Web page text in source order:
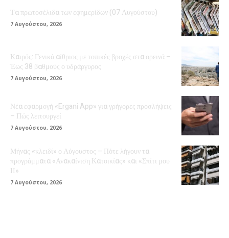
Τα πρωτοσέλιδα των εφημερίδων (07 Αυγούστου)
7 Αυγούστου, 2026
Καιρός: Γενικά αίθριος με τοπικές βροχές στα ορεινά –
Έως 38 βαθμούς ο υδράργυρος
7 Αυγούστου, 2026
Νέα εφαρμογή «Ergani App» για γρήγορες προσλήψεις
– Πώς λειτουργεί
7 Αυγούστου, 2026
Μήνας «κλειδί» ο Αύγουστος – Πότε λήγουν τα
προγράμματα «Ανακαίνιση Κατοικίας» και «Σπίτι μου
ΙΙ»
7 Αυγούστου, 2026